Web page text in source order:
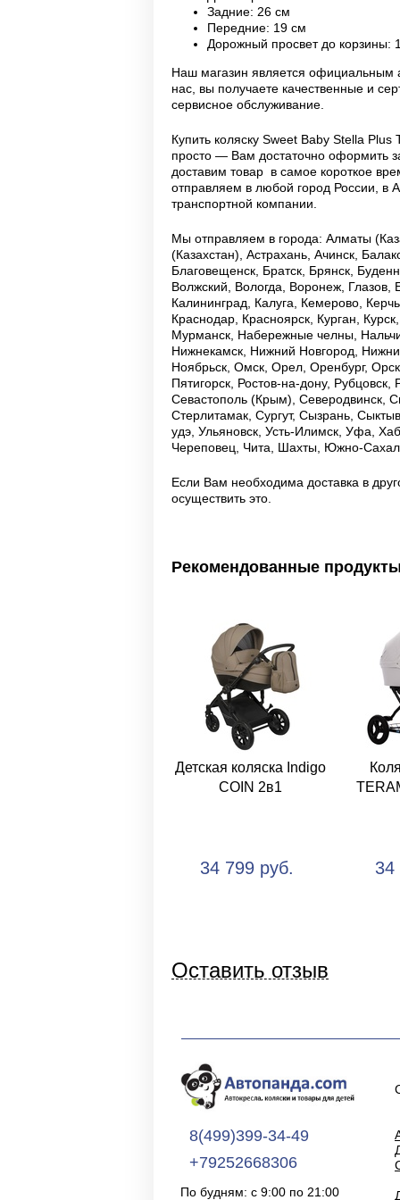
Задние: 26 см
Передние: 19 см
Дорожный просвет до корзины:
Наш магазин является официальным
нас, вы получаете качественные и
сервисное обслуживание.
Купить коляску Sweet Baby Stella
просто — Вам достаточно оформить
доставим товар в самое короткое
отправляем в любой город России,
транспортной компании.
Мы отправляем в города: Алматы
(Казахстан), Астрахань, Ачинск,
Благовещенск, Братск, Брянск,
Волжский, Вологда, Воронеж, Глазов,
Калининград, Калуга, Кемерово,
Краснодар, Красноярск, Курган,
Мурманск, Набережные челны,
Нижнекамск, Нижний Новгород,
Ноябрьск, Омск, Орел, Оренбург,
Пятигорск, Ростов-на-дону,
Севастополь (Крым), Северодвинск,
Стерлитамак, Сургут, Сызрань,
удэ, Ульяновск, Усть-Илимск, Уфа,
Череповец, Чита, Шахты, Южно-
Если Вам необходима доставка в
осуществить это.
Рекомендованные
Детская коляска Indigo
COIN 2в1
34 799 руб. 34
Оставить отзыв
8(499)399-34-49
+79252668306
По будням: с 9:00 по 21:00